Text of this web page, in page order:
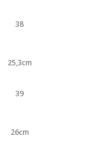
38
25,3cm
39
26cm